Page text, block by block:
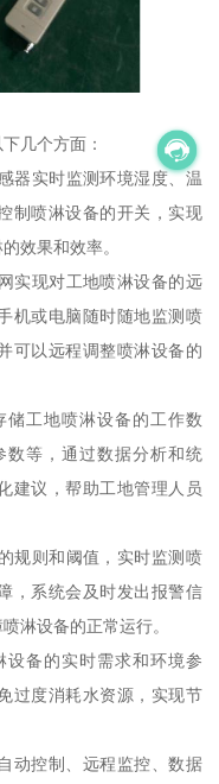
几个方面：
器实时监测环境湿度、温
制喷淋设备的开关，实现
效果和效率。
实现对工地喷淋设备的远
机或电脑随时随地监测喷
可以远程调整喷淋设备的
工地喷淋设备的工作数
等，通过数据分析和统
建议，帮助工地管理人员
规则和阈值，实时监测喷
，系统会及时发出报警信
淋设备的正常运行。
备的实时需求和环境参
过度消耗水资源，实现节
动控制、远程监控、数据